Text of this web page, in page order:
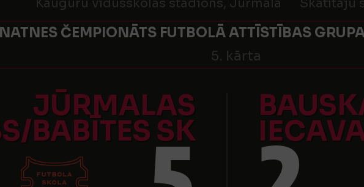
Kauguru vidusskolas stadions, Jūrmala Skatītāju
ČEMPIONĀTS FUTBOLĀ ATTĪSTĪBAS
5. kārta
JŪRMALAS
BABĪTES SK